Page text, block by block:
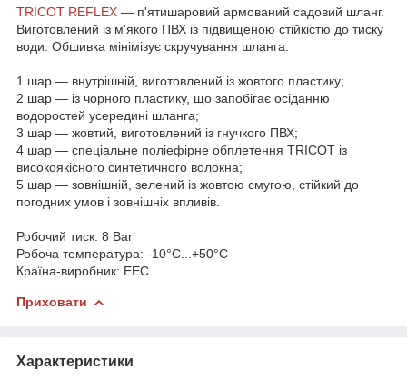
TRICOT REFLEX — п'ятишаровий армований садовий шланг.
Виготовлений із м'якого ПВХ із підвищеною стійкістю до тиску
води. Обшивка мінімізує скручування шланга.
1 шар — внутрішній, виготовлений із жовтого пластику;
2 шар — із чорного пластику, що запобігає осіданню
водоростей усередині шланга;
3 шар — жовтий, виготовлений із гнучкого ПВХ;
4 шар — спеціальне поліефірне обплетення TRICOT із
високоякісного синтетичного волокна;
5 шар — зовнішній, зелений із жовтою смугою, стійкий до
погодних умов і зовнішніх впливів.
Робочий тиск: 8 Bar
Робоча температура: -10°С...+50°С
Країна-виробник: EEC
Приховати
Характеристики